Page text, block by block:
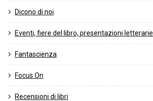
Dicono di noi
Eventi, fiere del libro, presentazioni letterarie
Fantascienza
Focus On
Recensioni di libri